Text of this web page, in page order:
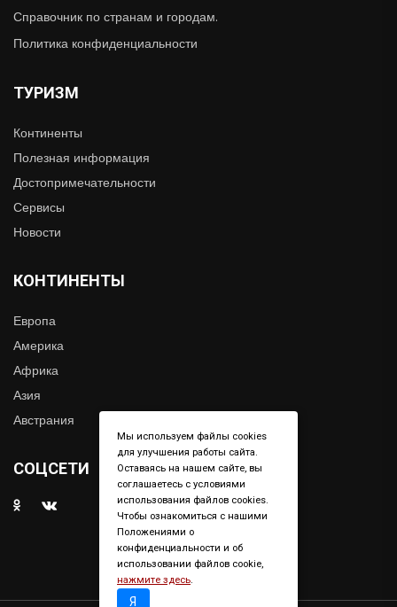
Справочник по странам и городам.
Политика конфиденциальности
ТУРИЗМ
Континенты
Полезная информация
Достопримечательности
Сервисы
Новости
КОНТИНЕНТЫ
Европа
Америка
Африка
Азия
Австрания
СОЦСЕТИ
Мы используем файлы cookies
для улучшения работы сайта.
Оставаясь на нашем сайте, вы
соглашаетесь с условиями
использования файлов cookies.
Чтобы ознакомиться с нашими
Положениями о
конфиденциальности и об
использовании файлов cookie,
нажмите здесь.
Я